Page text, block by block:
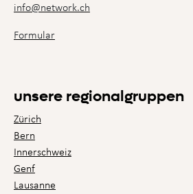
info@network.ch
Formular
unsere regionalgruppen
Zürich
Bern
Innerschweiz
Genf
Lausanne